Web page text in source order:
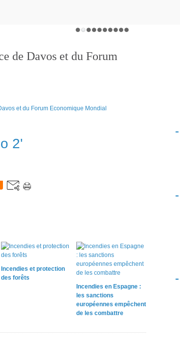
de Davos et du Forum
2'
Incendies et protection
des forêts
Incendies en Espagne :
les sanctions
européennes empêchent
de les combattre